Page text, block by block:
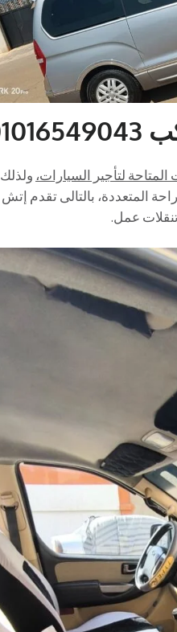
لتأجير السيارات،
المتعددة، بالتالى تقدم
عمل.